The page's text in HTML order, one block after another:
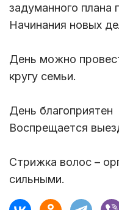
задуманного плана
Начинания новых
День можно
кругу семьи.
День благоприятен
Воспрещается
Стрижка волос –
сильными.